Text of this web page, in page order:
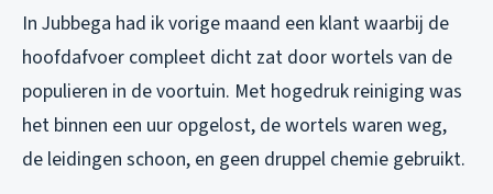
In Jubbega had ik vorige maand een klant waarbij de
hoofdafvoer compleet dicht zat door wortels van de
populieren in de voortuin. Met hogedruk reiniging was
het binnen een uur opgelost, de wortels waren weg,
de leidingen schoon, en geen druppel chemie gebruikt.